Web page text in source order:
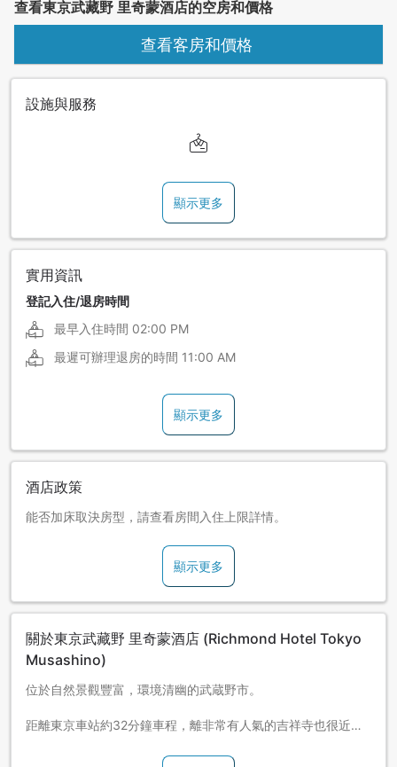
查看東京武藏野 里奇蒙酒店的空房和價格
查看客房和價格
設施與服務
顯示更多
實用資訊
登記入住/退房時間
最早入住時間 02:00 PM
最遲可辦理退房的時間 11:00 AM
顯示更多
酒店政策
能否加床取決房型，請查看房間入住上限詳情。
顯示更多
關於東京武藏野 里奇蒙酒店 (Richmond Hotel Tokyo
Musashino)
位於自然景觀豐富，環境清幽的武蔵野市。
距離東京車站約32分鐘車程，離非常有人氣的吉祥寺也很近。
離酒店最近的車站是三鷹車站，到都內各地都很方便。